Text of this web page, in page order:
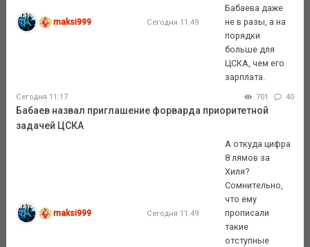
maksi999 Сегодня 11:49
Бабаева даже
не в разы, а на
порядки
больше для
ЦСКА, чем его
зарплата.
Сегодня 11:17 701 40
Бабаев назвал приглашение форварда приоритетной
задачей ЦСКА
maksi999 Сегодня 11:49
А откуда цифра
8 лямов за
Хиля?
Сомнительно,
что ему
прописали
такие
отступные